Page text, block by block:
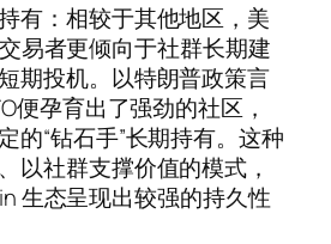
有：相较于其他地区，美
易者更倾向于社群长期建
期投机。以特朗普政策言
便孕育出了强劲的社区，
的“钻石手”长期持有。这种
以社群支撑价值的模式，
生态呈现出较强的持久性